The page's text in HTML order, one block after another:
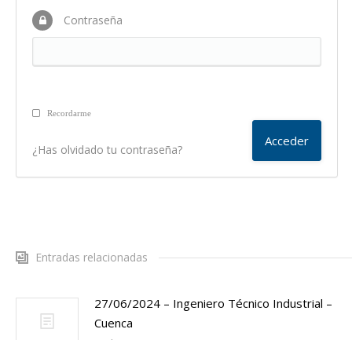
Contraseña
Recordarme
¿Has olvidado tu contraseña?
Entradas relacionadas
27/06/2024 – Ingeniero Técnico Industrial –
Cuenca